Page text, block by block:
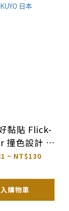
黏貼 Flick-
撞色設計 滑
/ 替換帶｜
~ NT$130
購物車